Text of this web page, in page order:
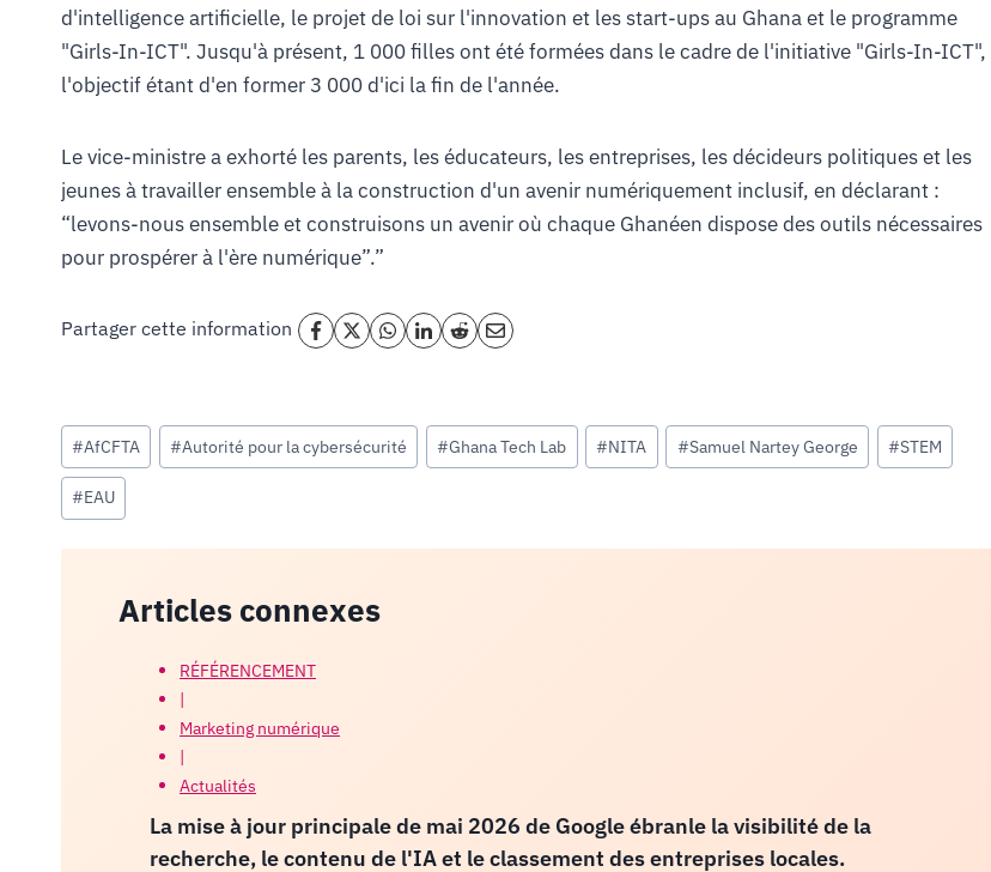
d'intelligence artificielle, le projet de loi sur l'innovation et les start-ups au Ghana et le programme
"Girls-In-ICT". Jusqu'à présent, 1 000 filles ont été formées dans le cadre de l'initiative "Girls-In-ICT",
l'objectif étant d'en former 3 000 d'ici la fin de l'année.
Le vice-ministre a exhorté les parents, les éducateurs, les entreprises, les décideurs politiques et les
jeunes à travailler ensemble à la construction d'un avenir numériquement inclusif, en déclarant :
“levons-nous ensemble et construisons un avenir où chaque Ghanéen dispose des outils nécessaires
pour prospérer à l'ère numérique”.”
Partager cette information
Étiquettes
de
la
#AfCFTA #Autorité pour la cybersécurité #Ghana Tech Lab #NITA #Samuel Nartey George #STEM
#EAU
Articles connexes
RÉFÉRENCEMENT
|
Marketing numérique
|
Actualités
La mise à jour principale de mai 2026 de Google ébranle la visibilité de la
recherche, le contenu de l'IA et le classement des entreprises locales.